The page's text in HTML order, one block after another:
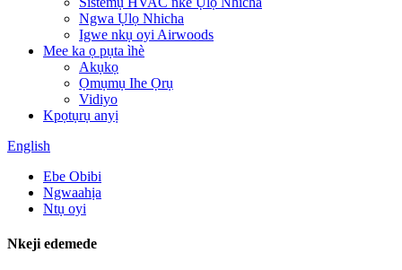
Ngwa Ụlọ Nhicha
Igwe nkụ oyi Airwoods
Mee ka ọ pụta ìhè
Akụkọ
Ọmụmụ Ihe Ọrụ
Vidiyo
Kpọtụrụ anyị
English
Ebe Obibi
Ngwaahịa
Ntụ oyi
Nkeji edemede